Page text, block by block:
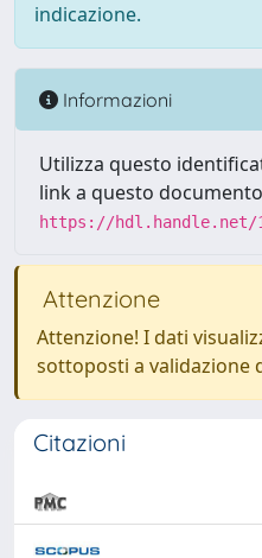
indicazione.
Informazioni
Utilizza questo
link a questo
https://hdl.handle.net/
Attenzione
Attenzione! I dati
sottoposti a validazione
Citazioni